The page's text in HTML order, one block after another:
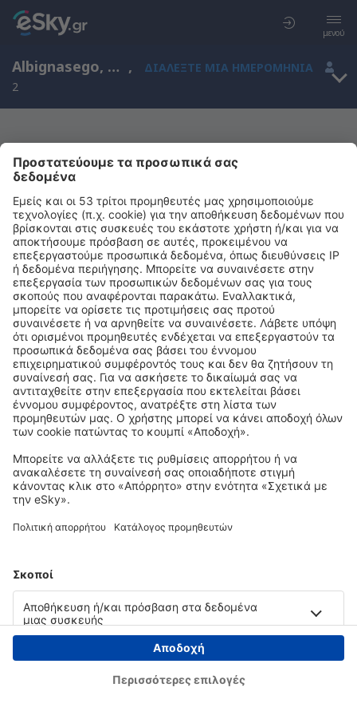
μενού
Albignasego, Veneto, Ιταλία ,
ΔΙΑΛΈΞΤΕ ΜΙΑ ΗΜΕΡΟΜΗΝΊΑ
2
Μας συγχωρείτε, δεν υπάρχουν
αποτελέσματα για την αναζήτησή σας
Προσπαθήστε να κάνετε αναζήτηση με διαφορετικά κριτήρια
Copyright © eSky.gr. Με την επιφύλαξη παντός νομίμου δικαιώματος.